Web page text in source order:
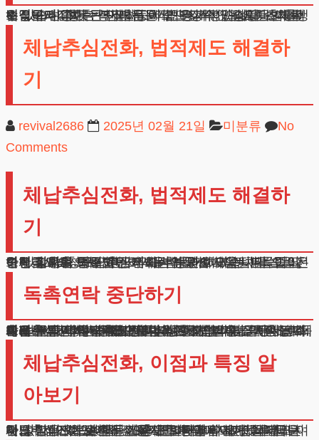
법적구제절차는 복잡하고 어려운 과정입니다. 혼자서 해결하려다 더 큰 어려움을 겪으실 수 있습니다. 채무조정은 신중한 판단과 전문적인 지식이 필요한 법률행위입니다. 잘못된 판단은 더 큰 경제적 손실을 초래할 수 있으며, 향후 경제활동에도 부정적인 영향을 미칠 수 있습니다.
체납추심전화, 법적제도 해결하
기
revival2686 2025년 02월 21일 미분류
No
Comments
체납추심전화, 법적제도 해결하
기
안녕하세요, 법무법인 테헤란의 변호사입니다. 오늘은 연체금 독촉으로 고민하시는 분들께 도움될 말씀을 전하려 합니다. 체납추심전화, 힘들어 하시는 분들이 많으신데요.
이런 상황을 해결하는 제도적 방안이 있습니다. 법이 정한 절차를 통해 원금의 대부분과 이자 전체를 줄일 수 있고, 빚청구 연락도 막을 수 있습니다.
독촉연락 중단하기
체납추심전화 시작되면 일상생활이 불가능할 정도로 괴로우실 겁니다. 하지만 법원에 신청하면 금융사의 독촉을 즉시 막을 수 있습니다.
체납추심전화는 물론 방문이나 문자 발송도 제한됩니다. 법원이 정한 방식대로만 상환하면 되니 더 이상 스트레스 받지 않으셔도 됩니다.
많은 분들이 체납추심전화 때문에 밤잠을 설치시는데, 이제는 그런 걱정 없이 지내실 수 있습니다. 독촉 전화를 받을 때마다 가슴이 철렁하고 불안하셨을 텐데 이제 그런 부담에서 자유로워지실 수 있습니다.
체납추심전화, 이점과 특징 알
아보기
체납추심전화 관련된 고충을 덜어드리는 것 외에도 여러 장점이 있습니다. 신용기록이 나빠지는 것을 막을 수 있고, 이미 낮아진 신용도 회복할 수 있습니다.
다른 방식으로 빚을 갚으려면 8년에서 10년이 걸리지만, 이 제도는 절반의 기간으로 해결됩니다.
체납추심전화로 힘들어하시는 동안 이자가 늘어나는 것도 막을 수 있어서 실질적인 부담이 크게 줄어듭니다.